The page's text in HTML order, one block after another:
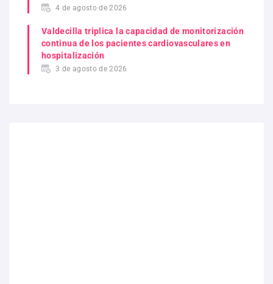
4 de agosto de 2026
Valdecilla triplica la capacidad de monitorización
continua de los pacientes cardiovasculares en
hospitalización
3 de agosto de 2026